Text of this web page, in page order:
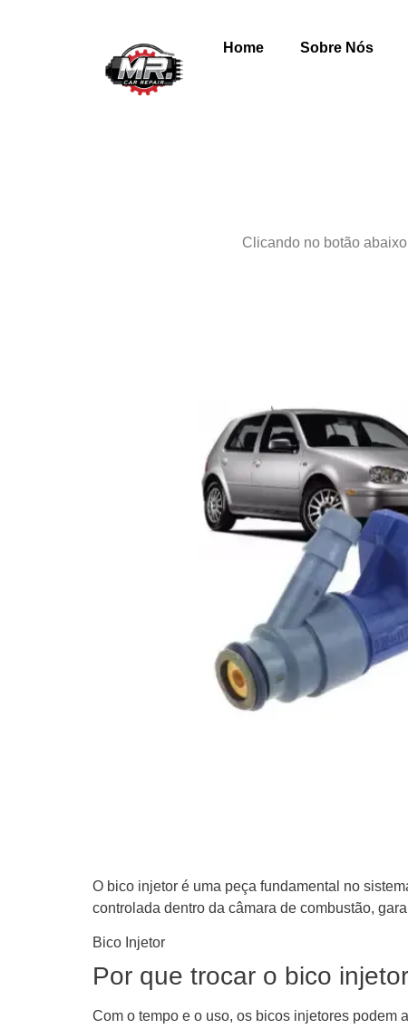
Home Sobre Nós
Clicando no botão
O bico injetor é uma peça fundamental no
controlada dentro da câmara de combustão,
Bico Injetor
Por que trocar o bico
Com o tempo e o uso, os bicos injetores podem